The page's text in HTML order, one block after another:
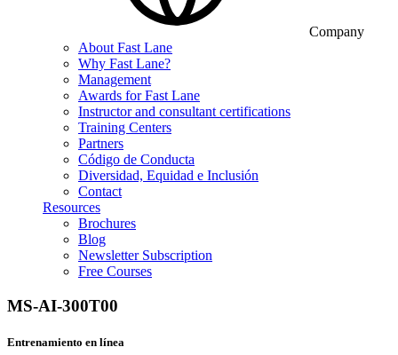
Company
About Fast Lane
Why Fast Lane?
Management
Awards for Fast Lane
Instructor and consultant certifications
Training Centers
Partners
Código de Conducta
Diversidad, Equidad e Inclusión
Contact
Resources
Brochures
Blog
Newsletter Subscription
Free Courses
MS-AI-300T00
Entrenamiento en línea